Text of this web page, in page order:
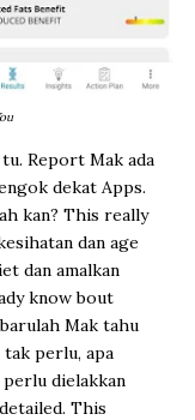
tu. Report Mak ada
dekat Apps.
kan? This really
dan age
dan amalkan
know bout
Mak tahu
tak perlu, apa
dielakkan
This